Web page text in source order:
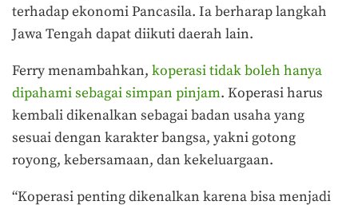
terhadap ekonomi Pancasila. Ia berharap langkah
Jawa Tengah dapat diikuti daerah lain.
Ferry menambahkan, koperasi tidak boleh hanya
dipahami sebagai simpan pinjam. Koperasi harus
kembali dikenalkan sebagai badan usaha yang
sesuai dengan karakter bangsa, yakni gotong
royong, kebersamaan, dan kekeluargaan.
“Koperasi penting dikenalkan karena bisa menjadi